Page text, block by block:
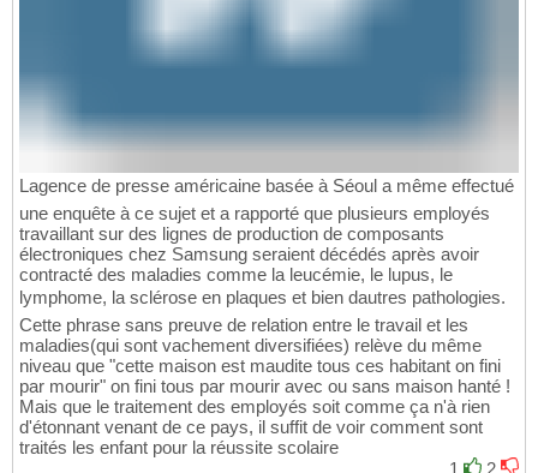
Lagence de presse américaine basée à Séoul a même effectué
une enquête à ce sujet et a rapporté que plusieurs employés
travaillant sur des lignes de production de composants
électroniques chez Samsung seraient décédés après avoir
contracté des maladies comme la leucémie, le lupus, le
lymphome, la sclérose en plaques et bien dautres pathologies.
Cette phrase sans preuve de relation entre le travail et les
maladies(qui sont vachement diversifiées) relève du même
niveau que "cette maison est maudite tous ces habitant on fini
par mourir" on fini tous par mourir avec ou sans maison hanté !
Mais que le traitement des employés soit comme ça n'à rien
d'étonnant venant de ce pays, il suffit de voir comment sont
traités les enfant pour la réussite scolaire